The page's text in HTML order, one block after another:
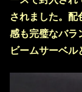
されました。配
感も完璧なバラ
ビームサーベル